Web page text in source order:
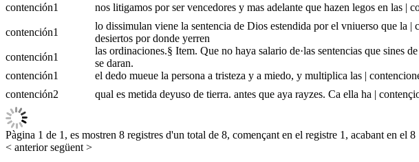
contención1 nos litigamos por ser vencedores y mas adelante que hazen legos en las |
contención1
lo dissimulan viene la sentencia de Dios estendida por el vniuerso que la
desiertos por donde yerren
contención1
las ordinaciones.§ Item. Que no haya salario de·las sentencias que sines
se daran.
contención1 el dedo mueue la persona a tristeza y a miedo, y multiplica las |
contención2 qual es metida deyuso de tierra. antes que aya rayzes. Ca ella ha |
Pàgina 1 de 1, es mostren 8 registres d'un total de 8, començant en el registre 1, acabant en el 8
< anteriorsegüent >